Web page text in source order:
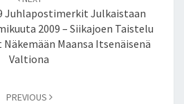
Juhlapostimerkit Julkaistaan
2009 – Siikajoen Taistelu
Maansa Itsenäisenä
Valtiona
PREVIOUS